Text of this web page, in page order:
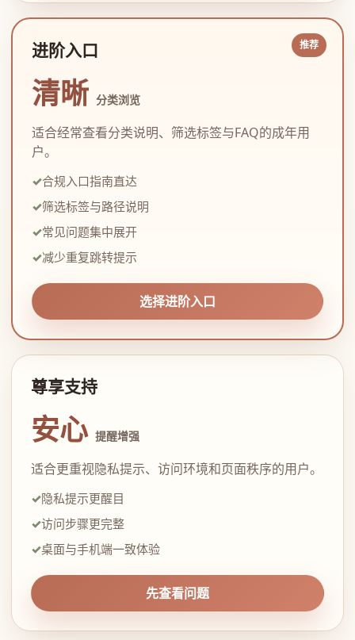
进阶入口
清晰 分类浏览
适合经常查看分类说明、筛选标签与FAQ的成年用
户。
合规入口指南直达
筛选标签与路径说明
常见问题集中展开
减少重复跳转提示
选择进阶入口
尊享支持
安心 提醒增强
适合更重视隐私提示、访问环境和页面秩序的用户。
隐私提示更醒目
访问步骤更完整
桌面与手机端一致体验
先查看问题